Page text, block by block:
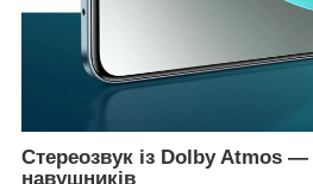
Стереозвук із Dolby Atmos —
навушників